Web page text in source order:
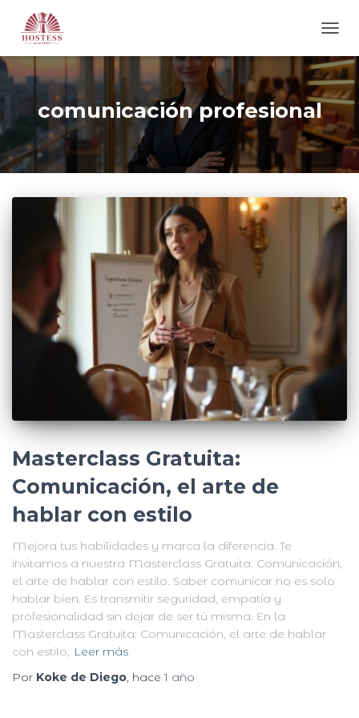
DE
comunicación profesional
Masterclass Gratuita:
Comunicación, el arte de
hablar con estilo
Mejora tus habilidades y marca la diferencia. Te
invitamos a nuestra Masterclass Gratuita: Comunicación,
el arte de hablar con estilo. Saber comunicar no es solo
hablar bien. Es transmitir seguridad, empatía y
profesionalidad sin dejar de ser tú misma. En la
Masterclass Gratuita: Comunicación, el arte de hablar
con estilo, Leer más
Por Koke de Diego, hace1 año